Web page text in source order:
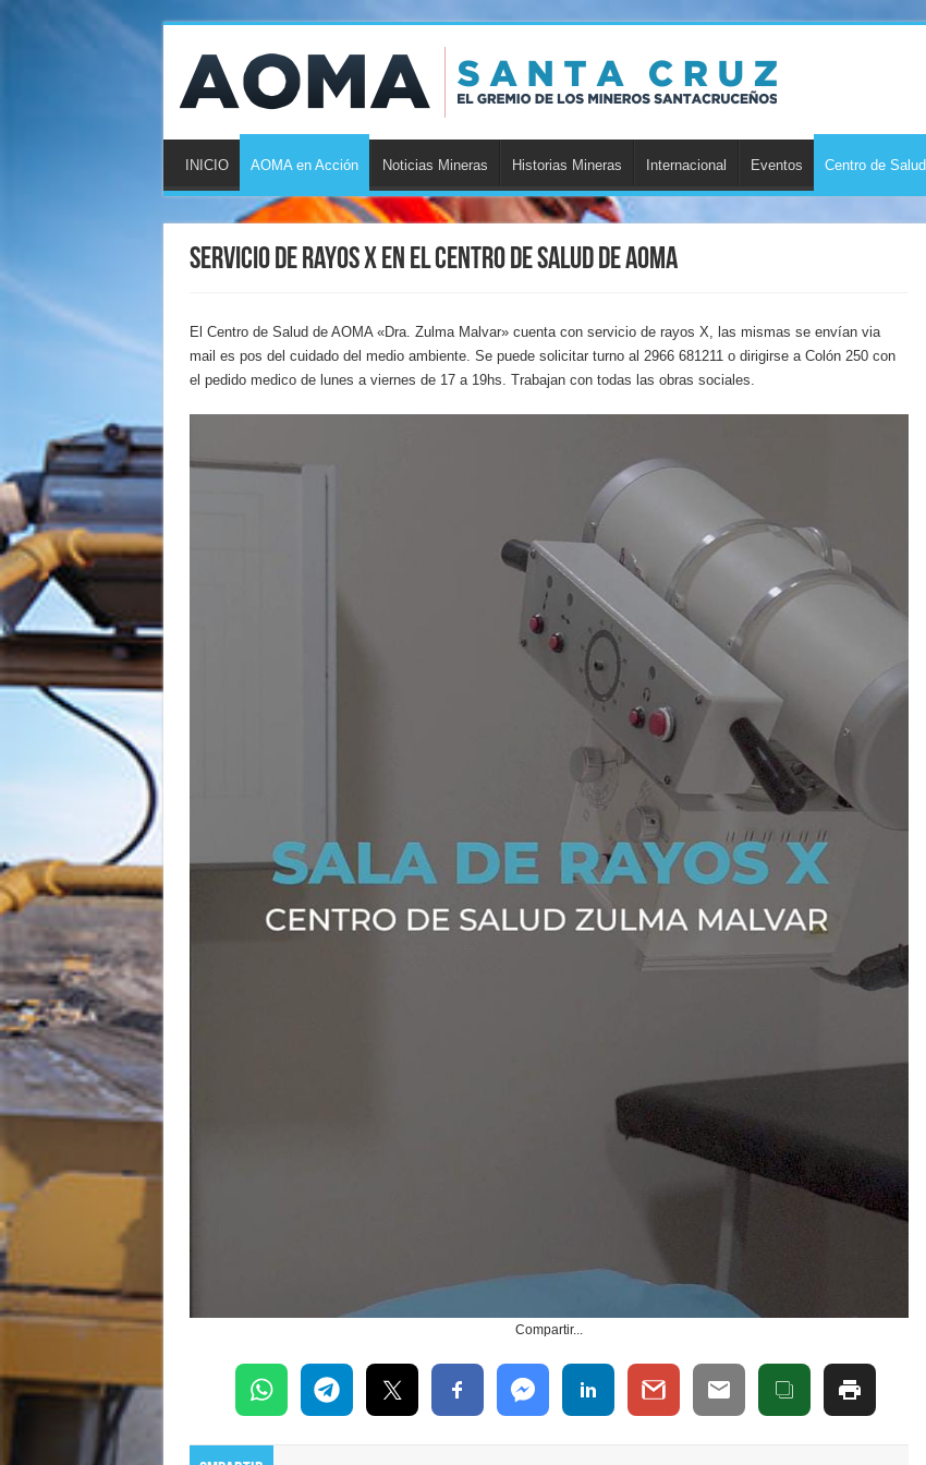
INICIO AOMA en Acción Noticias Mineras Historias Mineras Internacional Eventos Centro de Salud
Servicio de rayos X en el Centro de Salud de AOMA
El Centro de Salud de AOMA «Dra. Zulma Malvar» cuenta con servicio de rayos X, las mismas se envían via
mail es pos del cuidado del medio ambiente. Se puede solicitar turno al 2966 681211 o dirigirse a Colón 250 con
el pedido medico de lunes a viernes de 17 a 19hs. Trabajan con todas las obras sociales.
Compartir...